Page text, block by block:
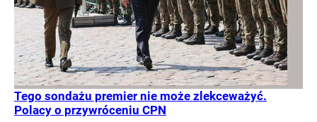
Tego sondażu premier nie może zlekceważyć.
Polacy o przywróceniu CPN